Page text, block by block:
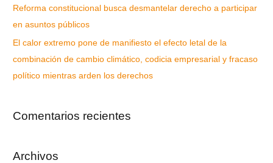
Reforma constitucional busca desmantelar derecho a participar
en asuntos públicos
El calor extremo pone de manifiesto el efecto letal de la
combinación de cambio climático, codicia empresarial y fracaso
político mientras arden los derechos
Comentarios recientes
Archivos